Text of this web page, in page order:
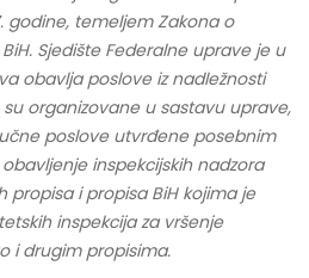
godine, temeljem Zakona o
Sjedište Federalne uprave je u
obavlja poslove iz nadležnosti
organizovane u sastavu uprave,
poslove utvrđene posebnim
inspekcijskih nadzora
i propisa BiH kojima je
inspekcija za vršenje
i drugim propisima.